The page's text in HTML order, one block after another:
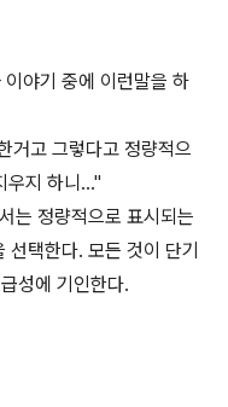
야기 중에 이런말을 하
거고 그렇다고 정량적으
우지 하니..."
는 정량적으로 표시되는
택한다. 모든 것이 단기
성에 기인한다.